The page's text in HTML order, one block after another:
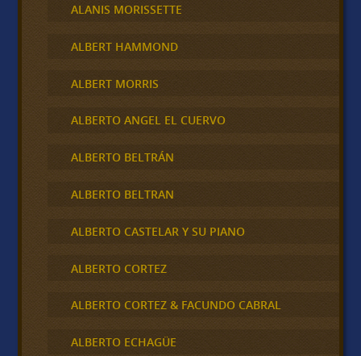
ALANIS MORISSETTE
ALBERT HAMMOND
ALBERT MORRIS
ALBERTO ANGEL EL CUERVO
ALBERTO BELTRÁN
ALBERTO BELTRAN
ALBERTO CASTELAR Y SU PIANO
ALBERTO CORTEZ
ALBERTO CORTEZ & FACUNDO CABRAL
ALBERTO ECHAGÜE